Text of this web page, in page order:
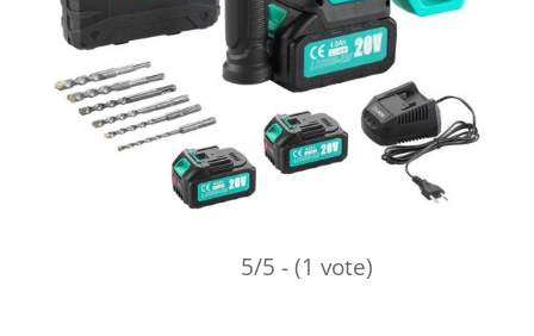
5/5 - (1 vote)